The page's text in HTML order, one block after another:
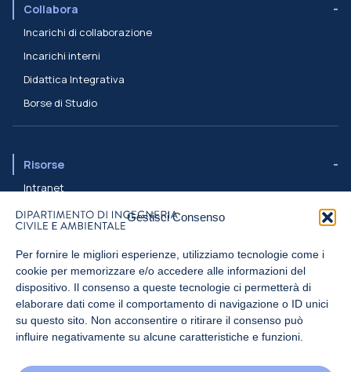
Gestisci Consenso
Per fornire le migliori esperienze, utilizziamo tecnologie come i
cookie per memorizzare e/o accedere alle informazioni del
dispositivo. Il consenso a queste tecnologie ci permetterà di
elaborare dati come il comportamento di navigazione o ID unici
su questo sito. Non acconsentire o ritirare il consenso può
influire negativamente su alcune caratteristiche e funzioni.
Collabora
Incarichi di collaborazione
Incarichi interni
Didattica Integrativa
Borse di Studio
Sostieni il Politecnico
Contribuisci anche tu: sostieni studenti e ricercatori del Politecnico
di Milano
Risorse
Intranet
Assistenza ICT
Rubrica